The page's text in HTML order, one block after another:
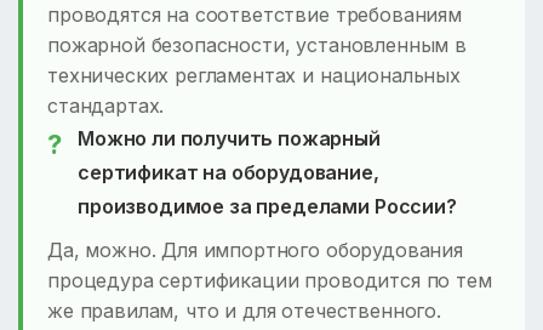
проводятся на соответствие требованиям
пожарной безопасности, установленным в
технических регламентах и национальных
стандартах.
Можно ли получить пожарный
сертификат на оборудование,
производимое за пределами России?
Да, можно. Для импортного оборудования
процедура сертификации проводится по тем
же правилам, что и для отечественного.